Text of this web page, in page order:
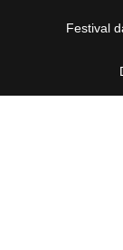
Festival